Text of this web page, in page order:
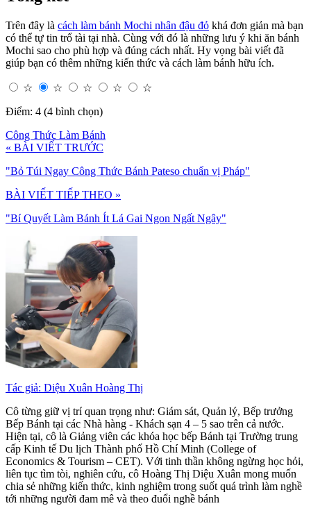
Trên đây là cách làm bánh Mochi nhân đậu đỏ khá đơn giản mà bạn
có thể tự tin trổ tài tại nhà. Cùng với đó là những lưu ý khi ăn bánh
Mochi sao cho phù hợp và đúng cách nhất. Hy vọng bài viết đã
giúp bạn có thêm những kiến thức và cách làm bánh hữu ích.
☆ ☆ ☆ ☆
☆
Điểm: 4 (4 bình chọn)
Công Thức Làm Bánh
« BÀI VIẾT TRƯỚC
"Bỏ Túi Ngay Công Thức Bánh Pateso chuẩn vị Pháp"
BÀI VIẾT TIẾP THEO »
"Bí Quyết Làm Bánh Ít Lá Gai Ngon Ngất Ngây"
Tác giả: Diệu Xuân Hoàng Thị
Cô từng giữ vị trí quan trọng như: Giám sát, Quản lý, Bếp trưởng
Bếp Bánh tại các Nhà hàng - Khách sạn 4 – 5 sao trên cả nước.
Hiện tại, cô là Giảng viên các khóa học bếp Bánh tại Trường trung
cấp Kinh tế Du lịch Thành phố Hồ Chí Minh (College of
Economics & Tourism – CET). Với tinh thần không ngừng học hỏi,
liên tục tìm tòi, nghiên cứu, cô Hoàng Thị Diệu Xuân mong muốn
chia sẻ những kiến thức, kinh nghiệm trong suốt quá trình làm nghề
tới những người đam mê và theo đuổi nghề bánh